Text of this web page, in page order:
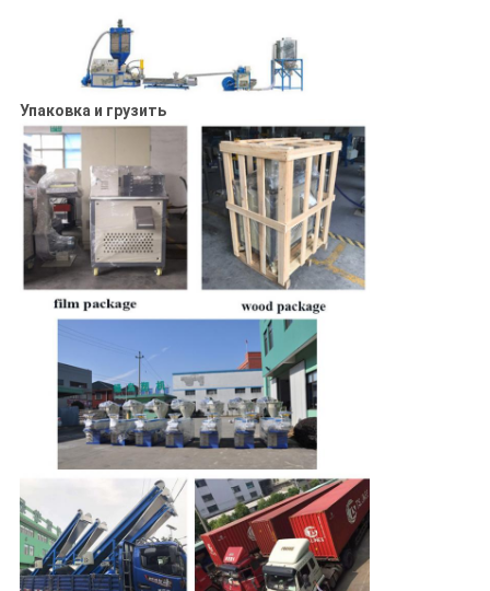
Упаковка и грузить